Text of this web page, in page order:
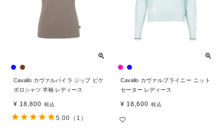
Cavallo カヴァルバイラ ジップ ピケ
ポロシャツ 半袖 レディース
¥ 18,800 税込
5.00 （1）
Cavallo カヴァルブライニー ニット
セーター レディース
¥ 18,600 税込